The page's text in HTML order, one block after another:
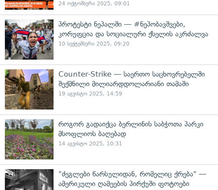
24 ოქტომბერი 2025, 09:01
პროტესტი ნეპალში — #ნეპობავშვები,
კორუფცია და სოციალური ქსელის აკრძალვა
10 სექტემბერი 2025, 09:20
Counter-Strike — საერთო საცხოვრებელში
შექმნილი მილიარდდოლარიანი თამაში
19 აგვისტო 2025, 14:59
როგორ გადაიქცა ბერლინის საბჭოთა პარკი
მსოფლიოს ბაღებად
14 აგვისტო 2025, 10:31
"ძეგლები წარსულიდან, რომელიც ქრება" —
ამერიკული ღამეების პირქუში ფოტოები